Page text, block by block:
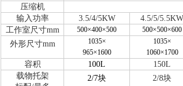
压缩机
输入功率
3.5/4/5KW 4.5/5/5.5KW
工作室尺寸mm
500×400×500 500×500×600
外形尺寸mm
1035×
965×1600
1035×
1060×1700
容积 100L 150L
载物托架
2/7块 2/8块